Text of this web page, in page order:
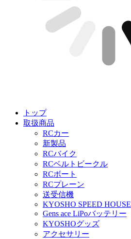
トップ
取扱商品
RCカー
新製品
RCバイク
RCベルトビークル
RCボート
RCプレーン
送受信機
KYOSHO SPEED HOUSE
Gens ace LiPoバッテリー
KYOSHOグッズ
アクセサリー